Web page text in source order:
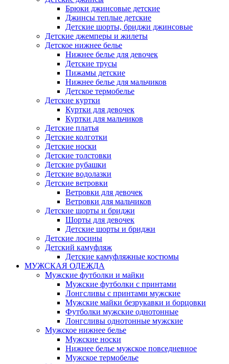
Брюки джинсовые детские
Джинсы теплые детские
Детские шорты, бриджи джинсовые
Детские джемперы и жилеты
Детское нижнее белье
Нижнее белье для девочек
Детские трусы
Пижамы детские
Нижнее белье для мальчиков
Детское термобелье
Детские куртки
Куртки для девочек
Куртки для мальчиков
Детские платья
Детские колготки
Детские носки
Детские толстовки
Детские рубашки
Детские водолазки
Детские ветровки
Ветровки для девочек
Ветровки для мальчиков
Детские шорты и бриджи
Шорты для девочек
Детские шорты и бриджи
Детские лосины
Детский камуфляж
Детские камуфляжные костюмы
МУЖСКАЯ ОДЕЖДА
Мужские футболки и майки
Мужские футболки с принтами
Лонгсливы с принтами мужские
Мужские майки безрукавки и борцовки
Футболки мужские однотонные
Лонгсливы однотонные мужские
Мужское нижнее белье
Мужские носки
Нижнее белье мужское повседневное
Мужское термобелье